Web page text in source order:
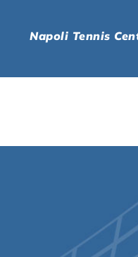
Napoli Tennis